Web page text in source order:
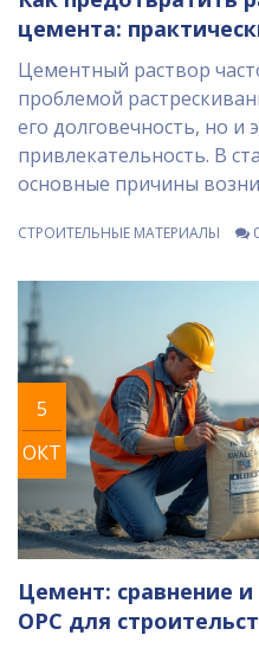
цемента:
Цементный раствор
проблемой
его долговечность, но и
привлекательность. В
основные причины
различные методы
сохранить
узнают, какие добавки
погодные условия на
информация поможет
ошибок при работе с
СТРОИТЕЛЬНЫЕ МАТЕРИАЛЫ
5
ОКТ
Цемент: сравнение
OPC для